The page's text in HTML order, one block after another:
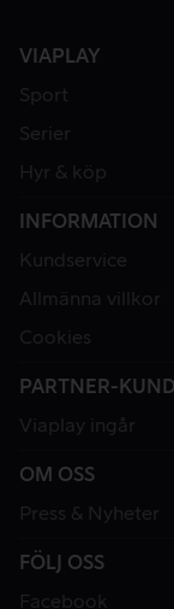
VIAPLAY
Sport
Serier
Hyr & köp
INFORMATION
Kundservice
Allmänna villkor
Cookies
PARTNER-
Viaplay ingår
OM OSS
Press & Nyheter
FÖLJ OSS
Facebook